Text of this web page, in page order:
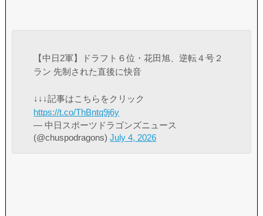
【中日2軍】ドラフト６位・花田旭、逆転４号２
ラン 先制された直後に快音
↓↓↓記事はこちらをクリック
https://t.co/ThBntq9j6y
— 中日スポーツドラゴンズニュース
(@chuspodragons)July 4, 2026